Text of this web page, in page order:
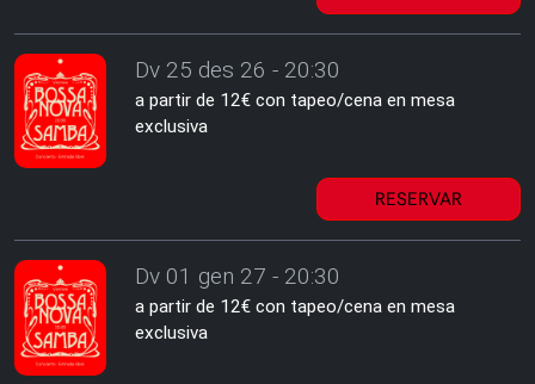
Dv 25 des 26 - 20:30
a partir de 12€ con tapeo/cena en mesa
exclusiva
RESERVAR
Dv 01 gen 27 - 20:30
a partir de 12€ con tapeo/cena en mesa
exclusiva